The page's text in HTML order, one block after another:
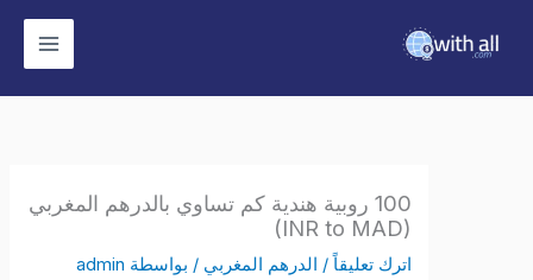
100 روبية هندية كم تساوي بالدرهم المغربي
اترك تعليقاً /الدرهم المغربي/ بواسطة admin